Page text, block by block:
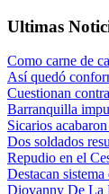
Ultimas
Como carne de
Así quedó
Cuestionan
Barranquilla
Sicarios
Dos soldados
Repudio en el
Destacan
Diovanny De La